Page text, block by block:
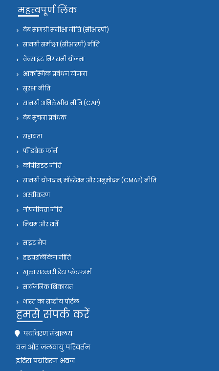
महत्वपूर्ण लिंक
वेब सामग्री समीक्षा नीति (सीआरपी)
सामग्री समीक्षा (सीआरपी) नीति
वेबसाइट निगरानी योजना
आकस्मिक प्रबंधन योजना
सुरक्षा नीति
सामग्री अभिलेखीय नीति (CAP)
वेब सूचना प्रबंधक
सहायता
फीडबैक फॉर्म
कॉपीराइट नीति
सामग्री योगदान, मॉडरेशन और अनुमोदन (CMAP) नीति
अस्वीकरण
गोपनीयता नीति
नियम और शर्तें
साइट मैप
हाइपरलिंकिंग नीति
खुला सरकारी डेटा प्लेटफार्म
सार्वजनिक शिकायत
भारत का राष्ट्रीय पोर्टल
हमसे संपर्क करें
पर्यावरण मंत्रालय
वन और जलवायु परिवर्तन
इंदिरा पर्यावरण भवन